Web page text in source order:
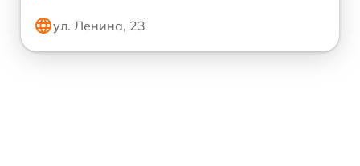
ул. Ленина, 23